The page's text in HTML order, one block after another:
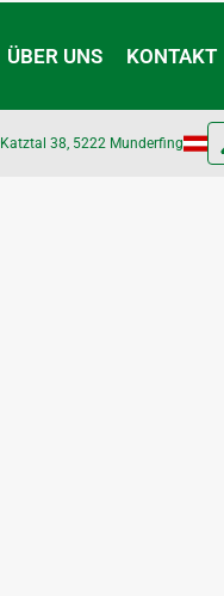
ÜBER UNS KONTAKT
Katztal 38, 5222 Munderfing